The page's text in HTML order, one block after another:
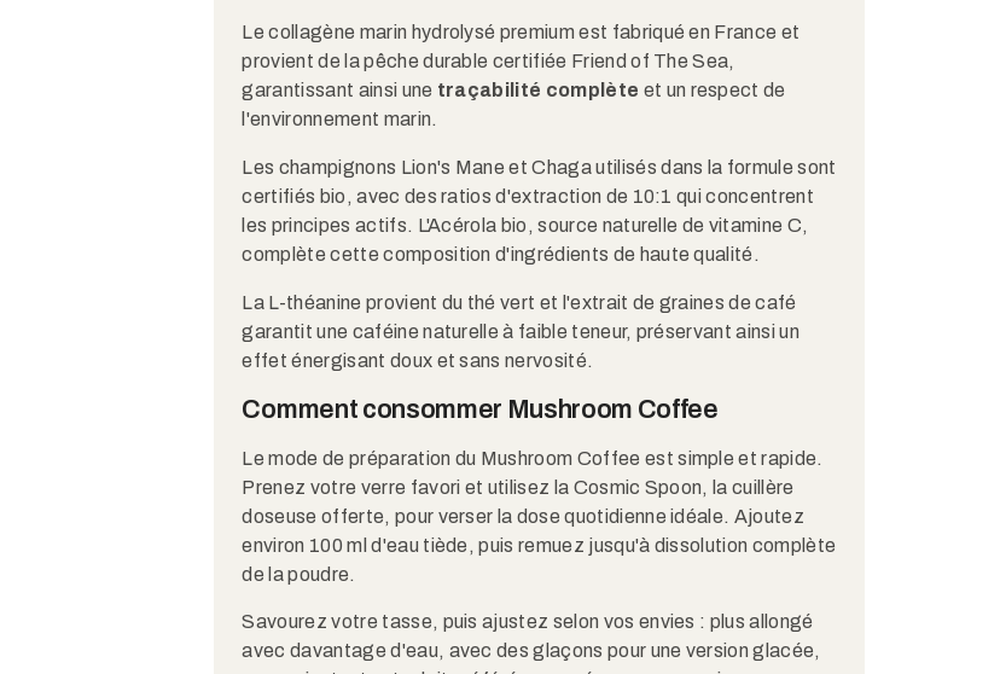
Le collagène marin hydrolysé premium est fabriqué en France et
provient de la pêche durable certifiée Friend of The Sea,
garantissant ainsi une traçabilité complète et un respect de
l'environnement marin.​
Les champignons Lion's Mane et Chaga utilisés dans la formule sont
certifiés bio, avec des ratios d'extraction de 10:1 qui concentrent
les principes actifs. L'Acérola bio, source naturelle de vitamine C,
complète cette composition d'ingrédients de haute qualité.​​
La L-théanine provient du thé vert et l'extrait de graines de café
garantit une caféine naturelle à faible teneur, préservant ainsi un
effet énergisant doux et sans nervosité.​
Comment consommer Mushroom Coffee
Le mode de préparation du Mushroom Coffee est simple et rapide.
Prenez votre verre favori et utilisez la Cosmic Spoon, la cuillère
doseuse offerte, pour verser la dose quotidienne idéale. Ajoutez
environ 100 ml d'eau tiède, puis remuez jusqu'à dissolution complète
de la poudre.​
Savourez votre tasse, puis ajustez selon vos envies : plus allongé
avec davantage d'eau, avec des glaçons pour une version glacée,